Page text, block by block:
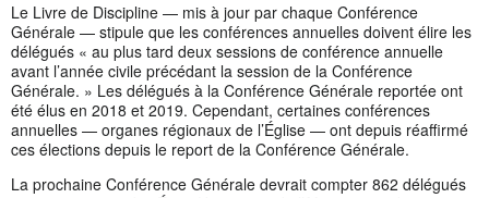
Le Livre de Discipline — mis à jour par chaque Conférence
Générale — stipule que les conférences annuelles doivent élire les
délégués « au plus tard deux sessions de conférence annuelle
avant l’année civile précédant la session de la Conférence
Générale. » Les délégués à la Conférence Générale reportée ont
été élus en 2018 et 2019. Cependant, certaines conférences
annuelles — organes régionaux de l’Église — ont depuis réaffirmé
ces élections depuis le report de la Conférence Générale.
La prochaine Conférence Générale devrait compter 862 délégués